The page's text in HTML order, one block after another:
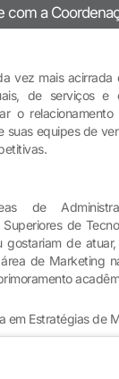
com a
vez mais acirrada
de serviços e
o
suas equipes de
de
de
gostariam de
de Marketing
em Estratégias de